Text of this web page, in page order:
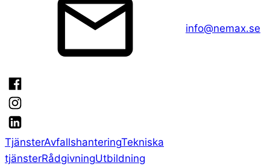
info@nemax.se
TjänsterAvfallshanteringTekniska
tjänsterRådgivningUtbildning